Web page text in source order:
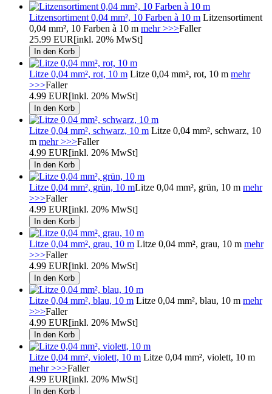
Litzensortiment 0,04 mm², 10 Farben à 10 m Litzensortiment
0,04 mm², 10 Farben à 10 m mehr >>>Faller
25.99 EUR[inkl. 20% MwSt]
Litze 0,04 mm², rot, 10 m Litze 0,04 mm², rot, 10 m mehr
>>>Faller
4.99 EUR[inkl. 20% MwSt]
Litze 0,04 mm², schwarz, 10 m Litze 0,04 mm², schwarz, 10
m mehr >>>Faller
4.99 EUR[inkl. 20% MwSt]
Litze 0,04 mm², grün, 10 mLitze 0,04 mm², grün, 10 m mehr
>>>Faller
4.99 EUR[inkl. 20% MwSt]
Litze 0,04 mm², grau, 10 m Litze 0,04 mm², grau, 10 m mehr
>>>Faller
4.99 EUR[inkl. 20% MwSt]
Litze 0,04 mm², blau, 10 m Litze 0,04 mm², blau, 10 m mehr
>>>Faller
4.99 EUR[inkl. 20% MwSt]
Litze 0,04 mm², violett, 10 m Litze 0,04 mm², violett, 10 m
mehr >>>Faller
4.99 EUR[inkl. 20% MwSt]